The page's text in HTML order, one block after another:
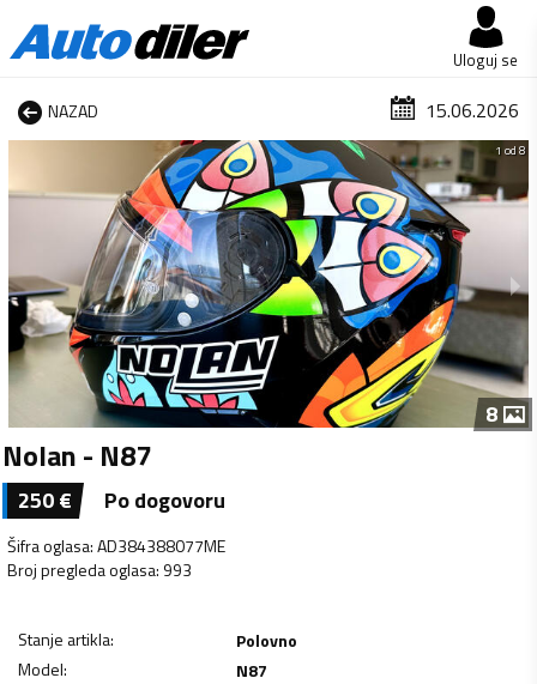
Uloguj se
NAZAD 15.06.2026
1 od 8
8
Nolan - N87
250€ Po dogovoru
Šifra oglasa:AD384388077ME
Broj pregleda oglasa: 993
Stanje artikla:
Polovno
Model:
N87